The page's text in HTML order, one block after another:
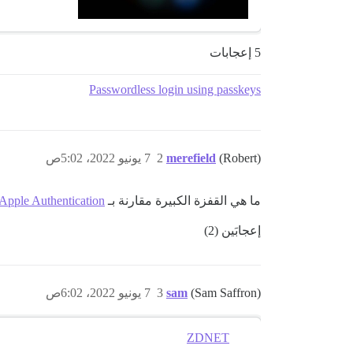
5 إعجابات
Passwordless login using passkeys
merefield (Robert) 7 يونيو 2022، 5:02ص 2
ما هي القفزة الكبيرة مقارنة بـAuthentication
إعجابَين (2)
sam (Sam Saffron) 7 يونيو 2022، 6:02ص 3
ZDNET